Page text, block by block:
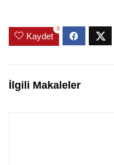
Kaydet
0
İlgili Makaleler